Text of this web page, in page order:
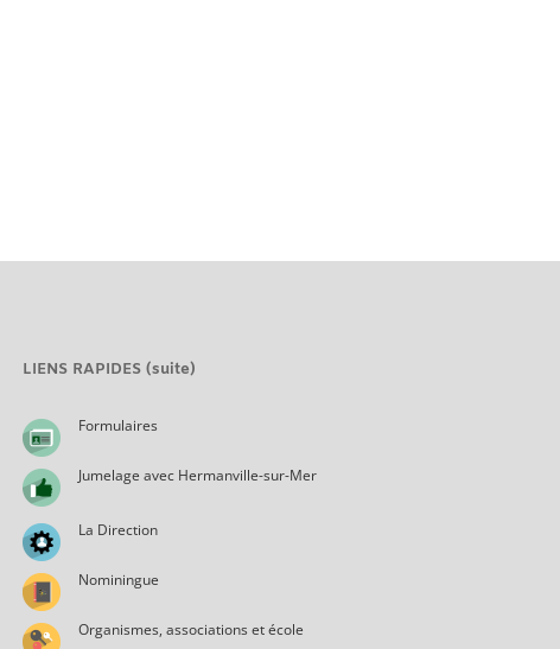
LIENS RAPIDES (suite)
Formulaires
Jumelage avec Hermanville-sur-Mer
La Direction
Nominingue
Organismes, associations et école